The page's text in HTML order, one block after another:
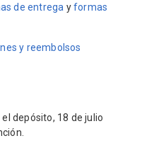
de entrega yformas
y reembolsos
depósito, 18 de julio